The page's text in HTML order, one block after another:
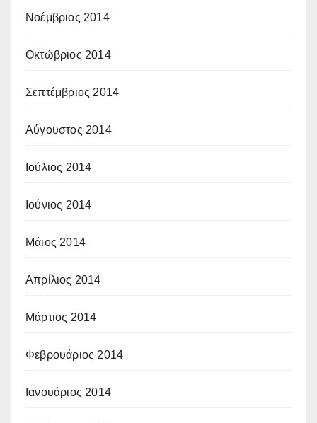
Νοέμβριος 2014
Οκτώβριος 2014
Σεπτέμβριος 2014
Αύγουστος 2014
Ιούλιος 2014
Ιούνιος 2014
Μάιος 2014
Απρίλιος 2014
Μάρτιος 2014
Φεβρουάριος 2014
Ιανουάριος 2014